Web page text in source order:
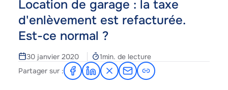
Location de garage : la taxe
d'enlèvement est refacturée.
Est-ce normal ?
30 janvier 2020
Temps
de
lecture
1min. de lecture
Partager sur :
Partager
sur
Partager
sur
Partager
sur
Partager
par